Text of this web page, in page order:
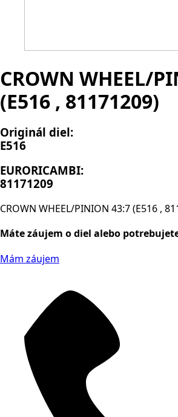
CROWN WHEEL/
(E516 , 81171209)
Originál diel:
E516
EURORICAMBI:
81171209
CROWN WHEEL/PINION 43:7 (E516 ,
Máte záujem o diel alebo
Mám záujem